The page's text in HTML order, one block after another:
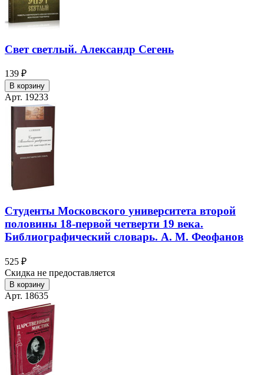
Свет светлый. Александр Сегень
139 ₽
В корзину
Арт. 19233
Студенты Московского университета второй
половины 18-первой четверти 19 века.
Библиографический словарь. А. М. Феофанов
525 ₽
Скидка не предоставляется
В корзину
Арт. 18635